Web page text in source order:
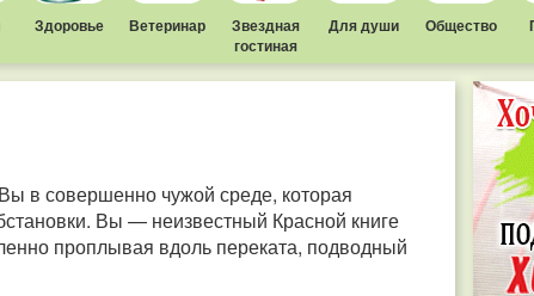
Здоровье Ветеринар
Звездная
гостиная
Для души Общество
в совершенно чужой среде, которая
Вы — неизвестный Красной книге
проплывая вдоль переката, подводный